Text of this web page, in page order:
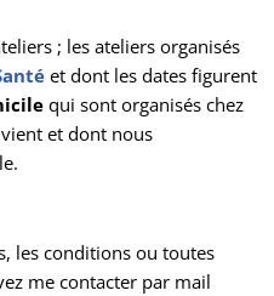
; les ateliers organisés
et dont les dates figurent
qui sont organisés chez
et dont nous
les conditions ou toutes
me contacter par mail